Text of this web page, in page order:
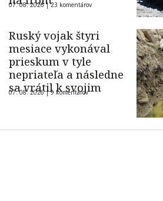
07. 08. 2026 |23 komentárov
Ruský vojak štyri
mesiace vykonával
prieskum v tyle
nepriateľa a následne
sa vrátil k svojim
07. 08. 2026 |9 komentárov